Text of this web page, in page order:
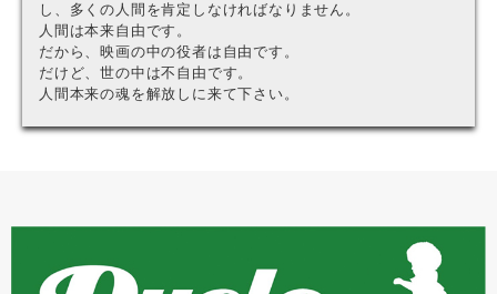
し、多くの人間を肯定しなければなりません。
人間は本来自由です。
だから、映画の中の役者は自由です。
だけど、世の中は不自由です。
人間本来の魂を解放しに来て下さい。